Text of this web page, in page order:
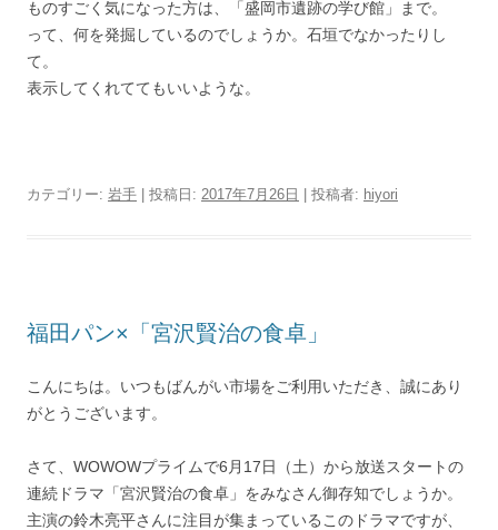
ものすごく気になった方は、「盛岡市遺跡の学び館」まで。
って、何を発掘しているのでしょうか。石垣でなかったりし
て。
表示してくれててもいいような。
カテゴリー: 岩手 | 投稿日: 2017年7月26日 投稿者: hiyori
福田パン×「宮沢賢治の食卓」
こんにちは。いつもばんがい市場をご利用いただき、誠にあり
がとうございます。
さて、WOWOWプライムで6月17日（土）から放送スタートの
連続ドラマ「宮沢賢治の食卓」をみなさん御存知でしょうか。
主演の鈴木亮平さんに注目が集まっているこのドラマですが、